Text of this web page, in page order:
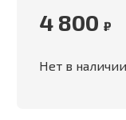
4 800 ₽
Нет в наличии